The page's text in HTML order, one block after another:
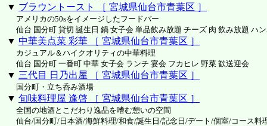
▼ ブラウントースト ［ 宮城県仙台市青葉区 ］
アメリカの50sをイメージしたフードバー
仙台 国分町 貸切 誕生日 鍋 女子会 単品飲み放題 チーズ 肉 飲み放題 ハ
▼ 中華美点菜 彩華 ［ 宮城県仙台市青葉区 ］
カジュアル＆ハイクオリティの中華料理
仙台 国分町 一番町 中華 女子会 ランチ 宴会 フカヒレ 野菜 歓送迎会
▼ 三代目 日乃出屋 ［ 宮城県仙台市青葉区 ］
国分町・立ち呑み酒場
▼ 旬味料理屋 逢啓 ［ 宮城県仙台市青葉区 ］
全国の地酒とこだわり逸品を嗜む憩いの空間
仙台/国分町/日本酒/海鮮料理/和食/誕生日/記念日/デート/個室/コース料